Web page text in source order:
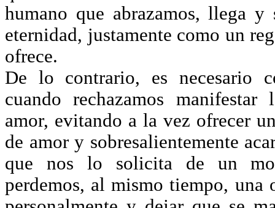
humano que abrazamos, llega
eternidad, justamente como un
ofrece.
De lo contrario, es necesario
cuando rechazamos
amor, evitando a la vez ofrecer
de amor y sobresalientemente
que nos lo solicita de un
perdemos, al mismo tiempo, una